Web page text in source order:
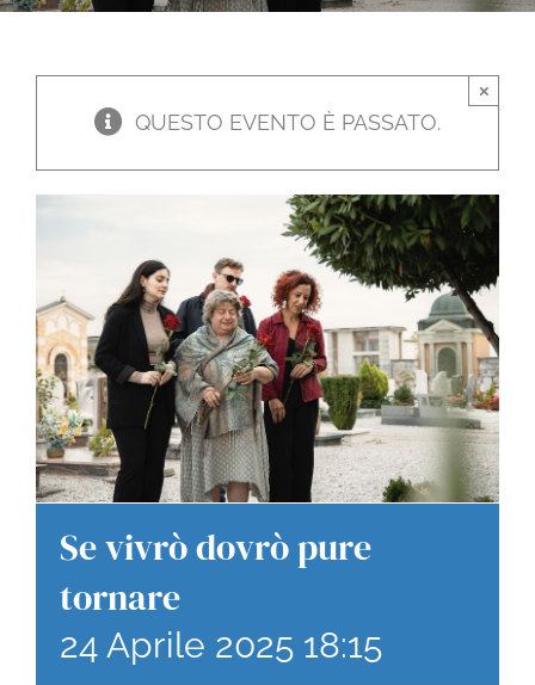
QUESTO EVENTO È PASSATO.
×
Se vivrò dovrò pure
tornare
24 Aprile 2025 18:15